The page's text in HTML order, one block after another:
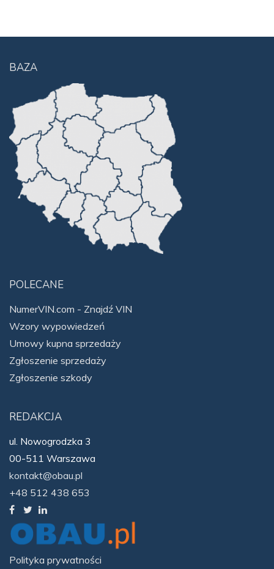
BAZA
POLECANE
NumerVIN.com - Znajdź VIN
Wzory wypowiedzeń
Umowy kupna sprzedaży
Zgłoszenie sprzedaży
Zgłoszenie szkody
REDAKCJA
ul. Nowogrodzka 3
00-511 Warszawa
kontakt@obau.pl
+48 512 438 653
Polityka prywatności